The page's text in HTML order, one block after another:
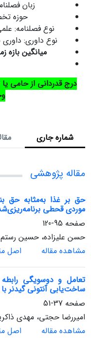
زبان
حوزه
نوع فصلنامه:
نوع داوری: داوری بسته و
میانگین بازه
درج قدردانی از حامی
شماره جاری
مقاله پژوهشی
حق بر غذا به‌مثابه حق
موردی قحطی
صفحه 95-120
حسن علیزاده، حسین رستم
مشاهده مقاله
اصل
تعامل و دوسویگی
ساخت‌یابی آنتونی گیدنر
صفحه 37-51
امیررضا حجتی، مهدی
مشاهده مقاله
اصل